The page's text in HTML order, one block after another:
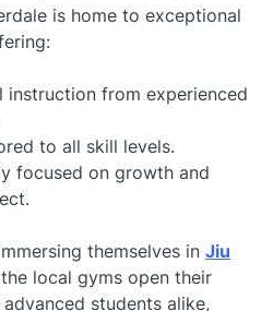
is home to exceptional
instruction from experienced
to all skill levels.
focused on growth and
themselves in Jiu
local gyms open their
students alike,